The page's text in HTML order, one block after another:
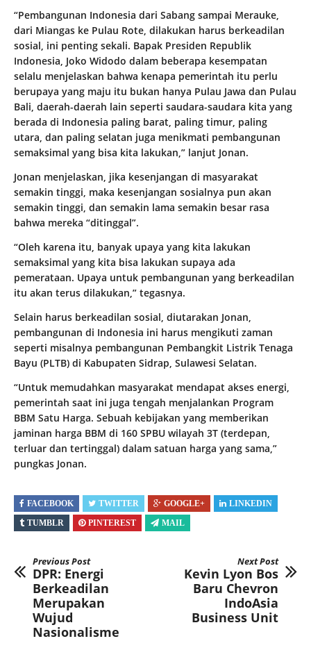
“Pembangunan Indonesia dari Sabang sampai Merauke,
dari Miangas ke Pulau Rote, dilakukan harus berkeadilan
sosial, ini penting sekali. Bapak Presiden Republik
Indonesia, Joko Widodo dalam beberapa kesempatan
selalu menjelaskan bahwa kenapa pemerintah itu perlu
berupaya yang maju itu bukan hanya Pulau Jawa dan Pulau
Bali, daerah-daerah lain seperti saudara-saudara kita yang
berada di Indonesia paling barat, paling timur, paling
utara, dan paling selatan juga menikmati pembangunan
semaksimal yang bisa kita lakukan,” lanjut Jonan.
Jonan menjelaskan, jika kesenjangan di masyarakat
semakin tinggi, maka kesenjangan sosialnya pun akan
semakin tinggi, dan semakin lama semakin besar rasa
bahwa mereka “ditinggal”.
“Oleh karena itu, banyak upaya yang kita lakukan
semaksimal yang kita bisa lakukan supaya ada
pemerataan. Upaya untuk pembangunan yang berkeadilan
itu akan terus dilakukan,” tegasnya.
Selain harus berkeadilan sosial, diutarakan Jonan,
pembangunan di Indonesia ini harus mengikuti zaman
seperti misalnya pembangunan Pembangkit Listrik Tenaga
Bayu (PLTB) di Kabupaten Sidrap, Sulawesi Selatan.
“Untuk memudahkan masyarakat mendapat akses energi,
pemerintah saat ini juga tengah menjalankan Program
BBM Satu Harga. Sebuah kebijakan yang memberikan
jaminan harga BBM di 160 SPBU wilayah 3T (terdepan,
terluar dan tertinggal) dalam satuan harga yang sama,”
pungkas Jonan.
FACEBOOK TWITTER GOOGLE+
LINKEDIN
TUMBLR
PINTEREST MAIL
Previous Post
DPR: Energi
Berkeadilan
Merupakan
Wujud
Nasionalisme
Next Post
Kevin Lyon Bos
Baru Chevron
IndoAsia
Business Unit